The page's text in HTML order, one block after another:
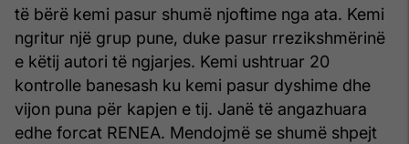
të bërë kemi pasur shumë njoftime nga ata. Kemi
ngritur një grup pune, duke pasur rrezikshmërinë
e këtij autori të ngjarjes. Kemi ushtruar 20
kontrolle banesash ku kemi pasur dyshime dhe
vijon puna për kapjen e tij. Janë të angazhuara
edhe forcat RENEA. Mendojmë se shumë shpejt